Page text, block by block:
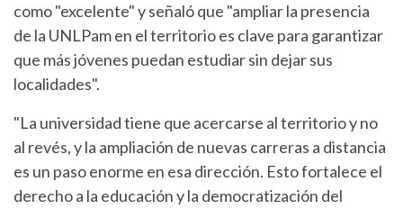
como "excelente" y señaló que "ampliar la presencia
de la UNLPam en el territorio es clave para garantizar
que más jóvenes puedan estudiar sin dejar sus
localidades".
"La universidad tiene que acercarse al territorio y no
al revés, y la ampliación de nuevas carreras a distancia
es un paso enorme en esa dirección. Esto fortalece el
derecho a la educación y la democratización del